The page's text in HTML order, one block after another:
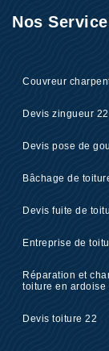
Nos
Couvreur
Devis zingueur 22
Devis pose de
Bâchage de
Devis fuite de
Entreprise de
Réparation et
toiture en ardoise
Devis toiture 22